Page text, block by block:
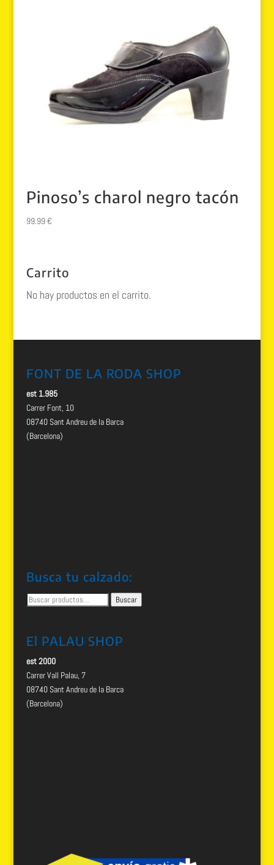
Pinoso’s charol negro tacón
99.99€
Carrito
No hay productos en el carrito.
FONT DE LA RODA SHOP
est 1.985
Carrer Font, 10
08740 Sant Andreu de la Barca
(Barcelona)
Busca tu calzado:
Buscar
por:
Buscar
El PALAU SHOP
est 2000
Carrer Vall Palau, 7
08740 Sant Andreu de la Barca
(Barcelona)